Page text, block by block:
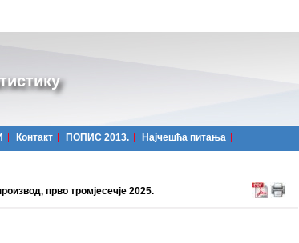
Контакт ПОПИС 2013. Најчешћa питања
прво тромјесечје 2025.